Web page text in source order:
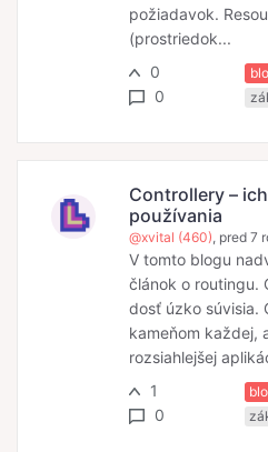
požiadavok.
(prostriedok...
0
0
Controllery –
používania
@xvital (460), pred 7
V tomto blogu
článok o routingu.
dosť úzko súvisia.
kameňom každej,
rozsiahlejšej
1
0